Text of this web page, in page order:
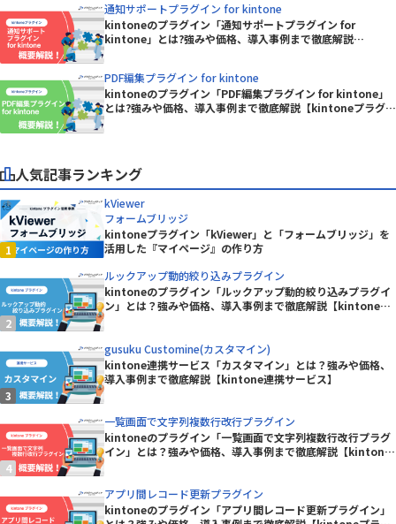
通知サポートプラグイン for kintone
kintoneのプラグイン「通知サポートプラグイン for
kintone」とは?強みや価格、導入事例まで徹底解説
PDF編集プラグイン for kintone
kintoneのプラグイン「PDF編集プラグイン for kintone」
とは?強みや価格、導入事例まで徹底解説【kintoneプラグイ
人気記事ランキング
kViewer
フォームブリッジ
kintoneプラグイン「kViewer」と「フォームブリッジ」を
活用した『マイページ』の作り方
ルックアップ動的絞り込みプラグイン
kintoneのプラグイン「ルックアップ動的絞り込みプラグイ
ン」とは？強みや価格、導入事例まで徹底解説【kintoneプ
gusuku Customine(カスタマイン)
kintone連携サービス「カスタマイン」とは？強みや価格、
導入事例まで徹底解説【kintone連携サービス】
一覧画面で文字列複数行改行プラグイン
kintoneのプラグイン「一覧画面で文字列複数行改行プラグ
イン」とは？強みや価格、導入事例まで徹底解説【kintone
アプリ間レコード更新プラグイン
kintoneのプラグイン「アプリ間レコード更新プラグイン」